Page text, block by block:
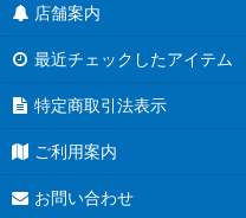
店舗案内
最近チェックしたアイテム
特定商取引法表示
ご利用案内
お問い合わせ